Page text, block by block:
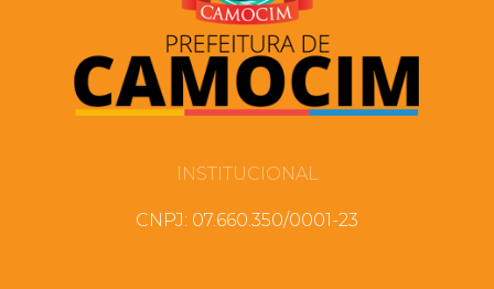
INSTITUCIONAL
CNPJ: 07.660.350/0001-23